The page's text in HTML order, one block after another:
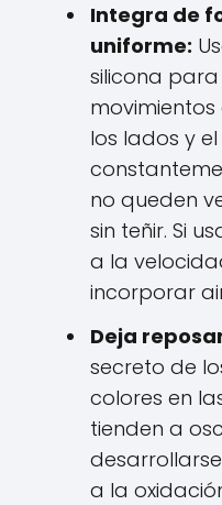
Integra de
uniforme:
silicona
los lados y
no queden
sin teñir. Si
a la
incorporar
Deja
secreto de
colores en
tienden a
a la